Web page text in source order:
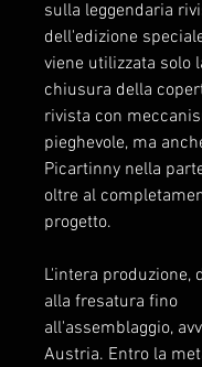
sulla leggendaria
dell'edizione
viene utilizzata solo
chiusura della
rivista con
pieghevole, ma
Picartinny nella
oltre al
progetto.
L'intera produzione,
alla fresatura fino
all'assemblaggio,
Austria. Entro la